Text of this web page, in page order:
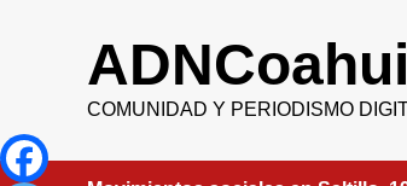
COMUNIDAD Y PERIODISMO